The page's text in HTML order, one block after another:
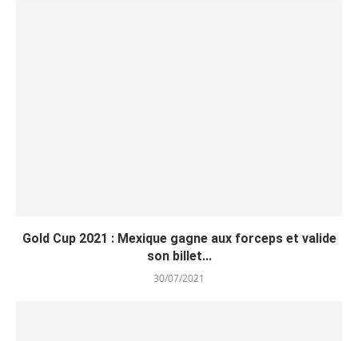
Gold Cup 2021 : Mexique gagne aux forceps et valide
son billet...
30/07/2021